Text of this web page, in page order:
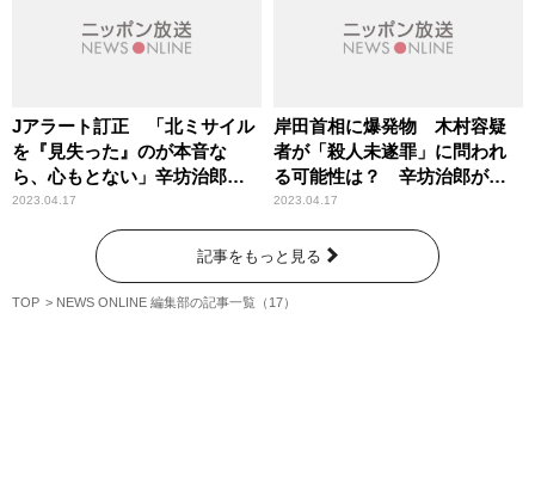
Jアラート訂正 「北ミサイル
を『見失った』のが本音な
ら、心もとない」辛坊治郎が
解説
2023.04.17
岸田首相に爆発物 木村容疑
者が「殺人未遂罪」に問われ
る可能性は？ 辛坊治郎が解
説
2023.04.17
記事をもっと見る
TOP NEWS ONLINE 編集部の記事一覧（17）